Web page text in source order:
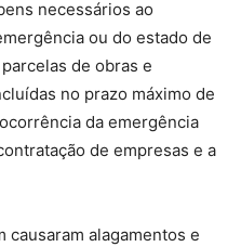
necessários ao
ou do estado de
de obras e
no prazo máximo de
da emergência
de empresas e a
alagamentos e